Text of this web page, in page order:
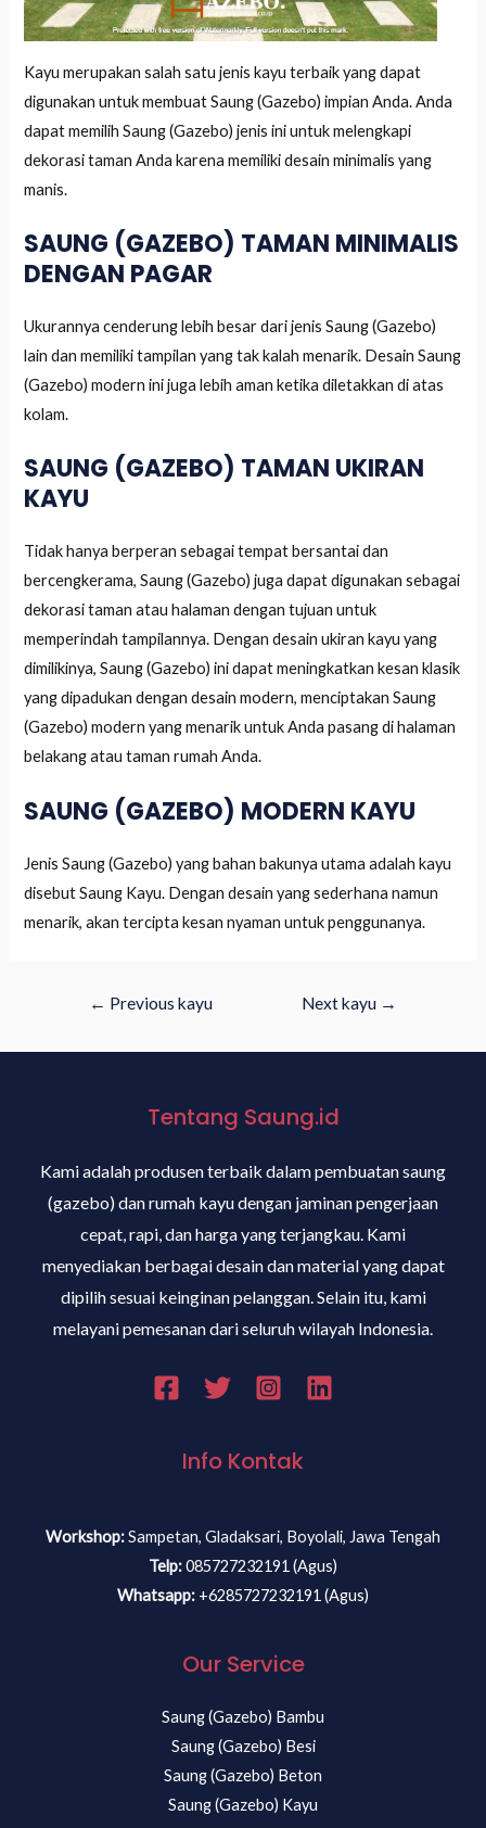
Kayu merupakan salah satu jenis kayu terbaik yang dapat
digunakan untuk membuat Saung (Gazebo) impian Anda. Anda
dapat memilih Saung (Gazebo) jenis ini untuk melengkapi
dekorasi taman Anda karena memiliki desain minimalis yang
manis.
SAUNG (GAZEBO) TAMAN MINIMALIS
DENGAN PAGAR
Ukurannya cenderung lebih besar dari jenis Saung (Gazebo)
lain dan memiliki tampilan yang tak kalah menarik. Desain Saung
(Gazebo) modern ini juga lebih aman ketika diletakkan di atas
kolam.
SAUNG (GAZEBO) TAMAN UKIRAN
KAYU
Tidak hanya berperan sebagai tempat bersantai dan
bercengkerama, Saung (Gazebo) juga dapat digunakan sebagai
dekorasi taman atau halaman dengan tujuan untuk
memperindah tampilannya. Dengan desain ukiran kayu yang
dimilikinya, Saung (Gazebo) ini dapat meningkatkan kesan klasik
yang dipadukan dengan desain modern, menciptakan Saung
(Gazebo) modern yang menarik untuk Anda pasang di halaman
belakang atau taman rumah Anda.
SAUNG (GAZEBO) MODERN KAYU
Jenis Saung (Gazebo) yang bahan bakunya utama adalah kayu
disebut Saung Kayu. Dengan desain yang sederhana namun
menarik, akan tercipta kesan nyaman untuk penggunanya.
← Previous kayu Next kayu →
Tentang Saung.id
Kami adalah produsen terbaik dalam pembuatan saung
(gazebo) dan rumah kayu dengan jaminan pengerjaan
cepat, rapi, dan harga yang terjangkau. Kami
menyediakan berbagai desain dan material yang dapat
dipilih sesuai keinginan pelanggan. Selain itu, kami
melayani pemesanan dari seluruh wilayah Indonesia.
Info Kontak
Workshop:Sampetan, Gladaksari, Boyolali, Jawa Tengah
Telp:085727232191 (Agus)
Whatsapp: +6285727232191 (Agus)
Our Service
Saung (Gazebo) Bambu
Saung (Gazebo) Besi
Saung (Gazebo) Beton
Saung (Gazebo) Kayu